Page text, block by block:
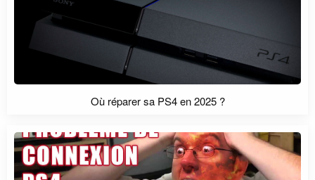
Où réparer sa PS4 en 2025 ?